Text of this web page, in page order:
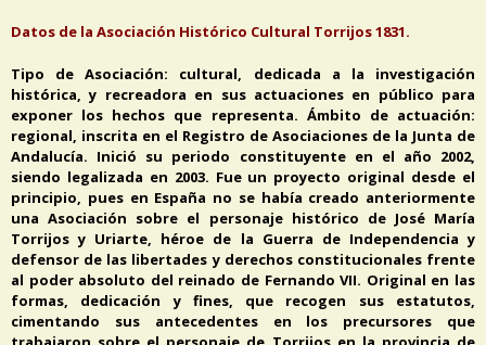
Datos de la Asociación Histórico Cultural Torrijos 1831.
Tipo de Asociación: cultural, dedicada a la investigación
histórica, y recreadora en sus actuaciones en público para
exponer los hechos que representa. Ámbito de actuación:
regional, inscrita en el Registro de Asociaciones de la Junta de
Andalucía. Inició su periodo constituyente en el año 2002,
siendo legalizada en 2003. Fue un proyecto original desde el
principio, pues en España no se había creado anteriormente
una Asociación sobre el personaje histórico de José María
Torrijos y Uriarte, héroe de la Guerra de Independencia y
defensor de las libertades y derechos constitucionales frente
al poder absoluto del reinado de Fernando VII. Original en las
formas, dedicación y fines, que recogen sus estatutos,
cimentando sus antecedentes en los precursores que